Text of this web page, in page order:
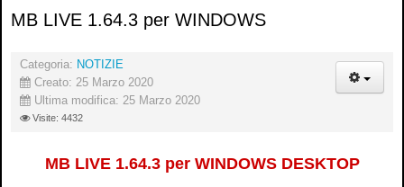
MB LIVE 1.64.3 per WINDOWS
Categoria: NOTIZIE
Creato: 25 Marzo 2020
Ultima modifica: 25 Marzo 2020
Visite: 4432
MB LIVE 1.64.3 per WINDOWS DESKTOP